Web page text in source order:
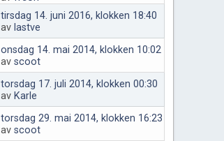
tirsdag 14. juni 2016, klokken 18:40
av lastve
onsdag 14. mai 2014, klokken 10:02
av scoot
torsdag 17. juli 2014, klokken 00:30
av Karle
torsdag 29. mai 2014, klokken 16:23
av scoot